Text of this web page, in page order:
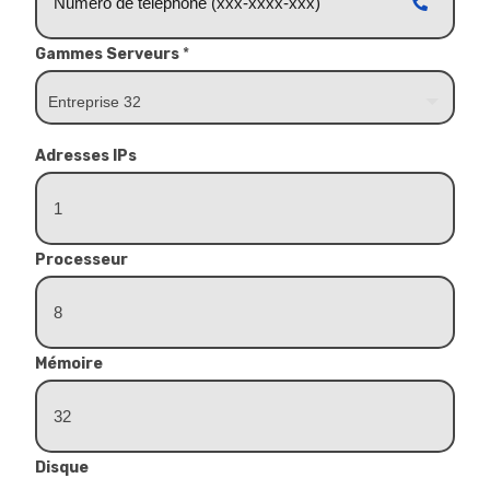
Gammes Serveurs *
Adresses IPs
Processeur
Mémoire
Disque